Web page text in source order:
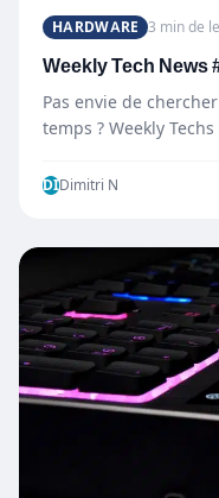
HARDWARE 3 min de
Weekly Tech News
Pas envie de
temps ? Weekly
DIDimitri N